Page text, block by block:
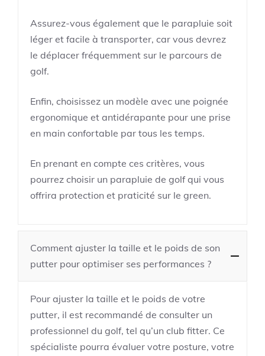
Assurez-vous également que le parapluie soit
léger et facile à transporter, car vous devrez
le déplacer fréquemment sur le parcours de
golf.
Enfin, choisissez un modèle avec une poignée
ergonomique et antidérapante pour une prise
en main confortable par tous les temps.
En prenant en compte ces critères, vous
pourrez choisir un parapluie de golf qui vous
offrira protection et praticité sur le green.
Comment ajuster la taille et le poids de son
putter pour optimiser ses performances ?
Pour ajuster la taille et le poids de votre
putter, il est recommandé de consulter un
professionnel du golf, tel qu’un club fitter. Ce
spécialiste pourra évaluer votre posture, votre